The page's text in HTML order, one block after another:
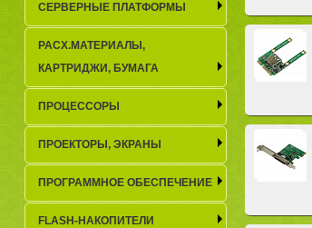
СЕРВЕРНЫЕ ПЛАТФОРМЫ
РАСХ.МАТЕРИАЛЫ,
КАРТРИДЖИ, БУМАГА
ПРОЦЕССОРЫ
ПРОЕКТОРЫ, ЭКРАНЫ
ПРОГРАММНОЕ ОБЕСПЕЧЕНИЕ
FLASH-НАКОПИТЕЛИ